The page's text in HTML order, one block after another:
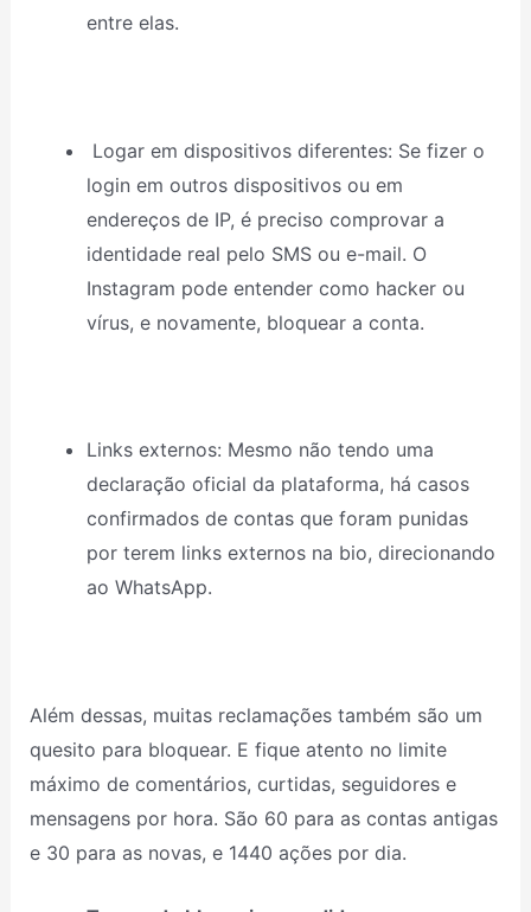
entre elas.
Logar em dispositivos diferentes: Se fizer o
login em outros dispositivos ou em
endereços de IP, é preciso comprovar a
identidade real pelo SMS ou e-mail. O
Instagram pode entender como hacker ou
vírus, e novamente, bloquear a conta.
Links externos: Mesmo não tendo uma
declaração oficial da plataforma, há casos
confirmados de contas que foram punidas
por terem links externos na bio, direcionando
ao WhatsApp.
Além dessas, muitas reclamações também são um
quesito para bloquear. E fique atento no limite
máximo de comentários, curtidas, seguidores e
mensagens por hora. São 60 para as contas antigas
e 30 para as novas, e 1440 ações por dia.